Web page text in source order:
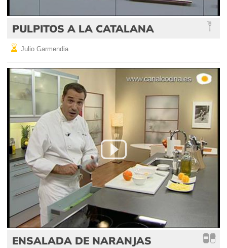
PULPITOS A LA CATALANA
Julio Garmendia
ENSALADA DE NARANJAS